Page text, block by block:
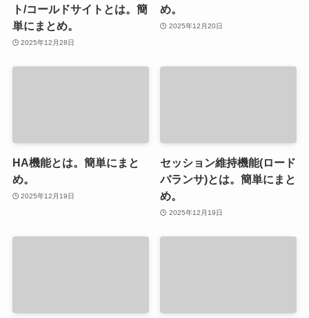
ト/コールドサイトとは。簡
単にまとめ。
2025年12月28日
め。
2025年12月20日
HA機能とは。簡単にまと
め。
2025年12月19日
セッション維持機能(ロード
バランサ)とは。簡単にまと
め。
2025年12月19日